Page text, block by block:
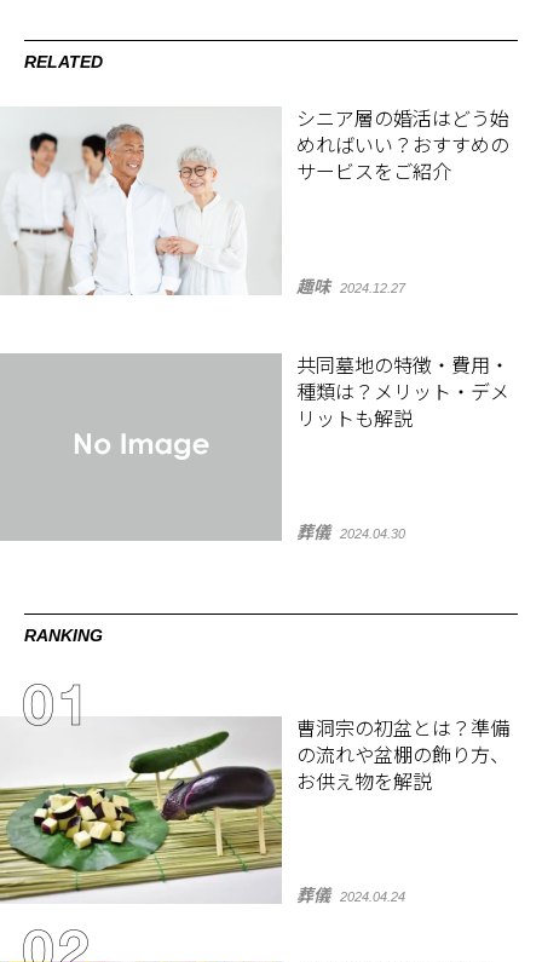
RELATED
シニア層の婚活はどう始
めればいい？おすすめの
サービスをご紹介
趣味 2024.12.27
共同墓地の特徴・費用・
種類は？メリット・デメ
リットも解説
葬儀 2024.04.30
RANKING
曹洞宗の初盆とは？準備
の流れや盆棚の飾り方、
お供え物を解説
葬儀 2024.04.24